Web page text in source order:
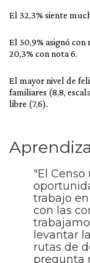
El 32,3% siente
El 50,9% asignó con
20,3% con nota 6.
El mayor nivel de
familiares (8,8,
libre (7,6).
"El
trabajo
con las
levantar
rutas de
pregunta